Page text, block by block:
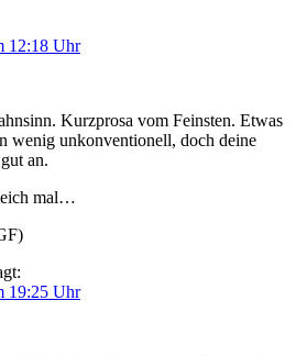
12:18 Uhr
Kurzprosa vom Feinsten. Etwas
wenig unkonventionell, doch deine
an.
mal…
19:25 Uhr